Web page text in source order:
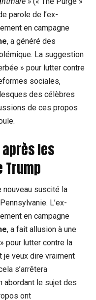
parole de l’ex-
en campagne
, a généré des
La suggestion
» pour lutter contre
sociales,
des célèbres
de ces propos
les
Trump
nouveau suscité la
L’ex-
en campagne
, a fait allusion à une
pour lutter contre la
je veux dire vraiment
s’arrêtera
abordant le sujet des
ont